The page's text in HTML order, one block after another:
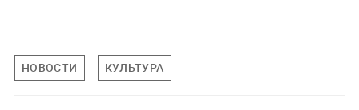
НОВОСТИ КУЛЬТУРА